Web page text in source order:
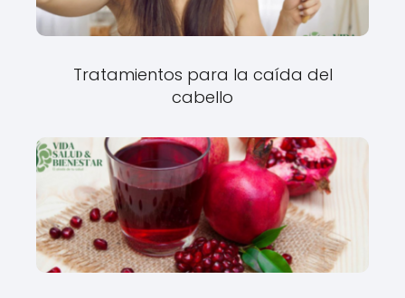
Tratamientos para la caída del
cabello